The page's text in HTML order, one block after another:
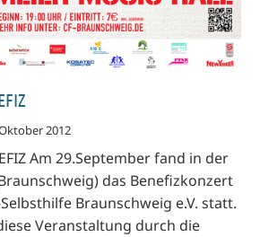
2012
Am 29.September fand in der
das Benefizkonzert
Braunschweig e.V. statt.
Veranstaltung durch die